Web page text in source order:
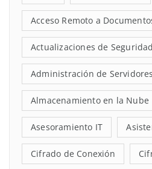
Acceso Remoto a
Actualizaciones de Seguridad
Administración de Servidores
Almacenamiento en la Nube
Asesoramiento IT
Cifrado de Conexión